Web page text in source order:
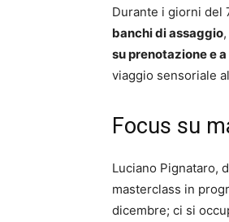
Durante i giorni del
banchi di assaggio
su prenotazione e
viaggio sensoriale
Focus su
Luciano Pignataro,
masterclass in
dicembre; ci si